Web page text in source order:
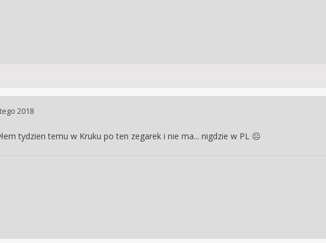
2018
tydzien temu w Kruku po ten zegarek i nie ma... nigdzie w PL ☹️